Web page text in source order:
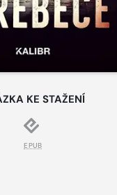
KE STAŽENÍ
EPUB